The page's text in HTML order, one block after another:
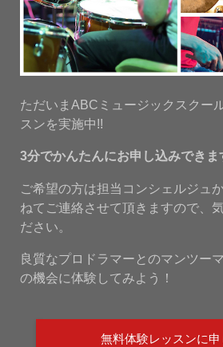
ただいまABCミュージックスクー
スンを実施中!!
3分でかんたんにお申し込みできま
ご希望の方は担当コンシェルジュ
ねてご連絡させて頂きますので、
ださい。
良質なプロドラマーとのマンツー
の機会に体験してみよう！
無料体験レッスンに申